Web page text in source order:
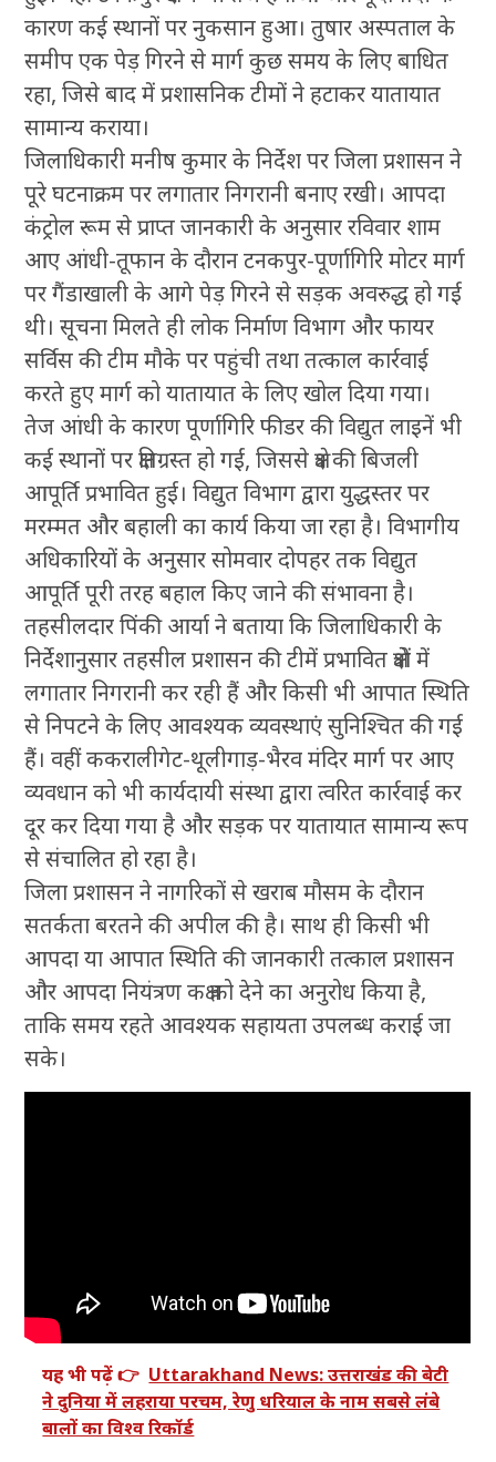
कारण कई स्थानों पर नुकसान हुआ। तुषार अस्पताल के
समीप एक पेड़ गिरने से मार्ग कुछ समय के लिए बाधित
रहा, जिसे बाद में प्रशासनिक टीमों ने हटाकर यातायात
सामान्य कराया।
जिलाधिकारी मनीष कुमार के निर्देश पर जिला प्रशासन ने
पूरे घटनाक्रम पर लगातार निगरानी बनाए रखी। आपदा
कंट्रोल रूम से प्राप्त जानकारी के अनुसार रविवार शाम
आए आंधी-तूफान के दौरान टनकपुर-पूर्णागिरि मोटर मार्ग
पर गैंडाखाली के आगे पेड़ गिरने से सड़क अवरुद्ध हो गई
थी। सूचना मिलते ही लोक निर्माण विभाग और फायर
सर्विस की टीम मौके पर पहुंची तथा तत्काल कार्रवाई
करते हुए मार्ग को यातायात के लिए खोल दिया गया।
तेज आंधी के कारण पूर्णागिरि फीडर की विद्युत लाइनें भी
कई स्थानों पर क्षतिग्रस्त हो गईं, जिससे क्षेत्र की बिजली
आपूर्ति प्रभावित हुई। विद्युत विभाग द्वारा युद्धस्तर पर
मरम्मत और बहाली का कार्य किया जा रहा है। विभागीय
अधिकारियों के अनुसार सोमवार दोपहर तक विद्युत
आपूर्ति पूरी तरह बहाल किए जाने की संभावना है।
तहसीलदार पिंकी आर्या ने बताया कि जिलाधिकारी के
निर्देशानुसार तहसील प्रशासन की टीमें प्रभावित क्षेत्रों में
लगातार निगरानी कर रही हैं और किसी भी आपात स्थिति
से निपटने के लिए आवश्यक व्यवस्थाएं सुनिश्चित की गई
हैं। वहीं ककरालीगेट-थूलीगाड़-भैरव मंदिर मार्ग पर आए
व्यवधान को भी कार्यदायी संस्था द्वारा त्वरित कार्रवाई कर
दूर कर दिया गया है और सड़क पर यातायात सामान्य रूप
से संचालित हो रहा है।
जिला प्रशासन ने नागरिकों से खराब मौसम के दौरान
सतर्कता बरतने की अपील की है। साथ ही किसी भी
आपदा या आपात स्थिति की जानकारी तत्काल प्रशासन
और आपदा नियंत्रण कक्ष को देने का अनुरोध किया है,
ताकि समय रहते आवश्यक सहायता उपलब्ध कराई जा
सके।
यह भी पढ़ें 👉 Uttarakhand News: उत्तराखंड की बेटी
ने दुनिया में लहराया परचम, रेणु धरियाल के नाम सबसे लंबे
बालों का विश्व रिकॉर्ड